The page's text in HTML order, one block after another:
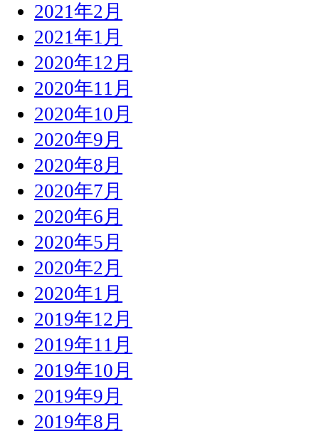
2021年2月
2021年1月
2020年12月
2020年11月
2020年10月
2020年9月
2020年8月
2020年7月
2020年6月
2020年5月
2020年2月
2020年1月
2019年12月
2019年11月
2019年10月
2019年9月
2019年8月